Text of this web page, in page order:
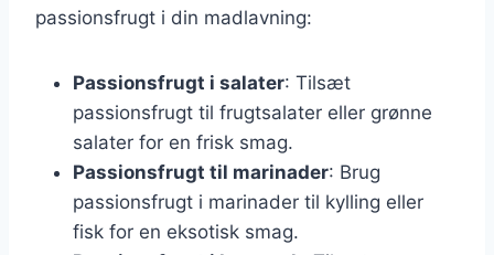
passionsfrugt i din madlavning:
Passionsfrugt i salater: Tilsæt
passionsfrugt til frugtsalater eller grønne
salater for en frisk smag.
Passionsfrugt til marinader: Brug
passionsfrugt i marinader til kylling eller
fisk for en eksotisk smag.